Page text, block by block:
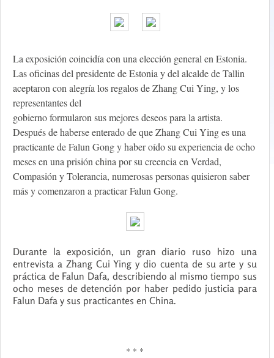
La exposición coincidía con una elección general en Estonia.
Las oficinas del presidente de Estonia y del alcalde de Tallin
aceptaron con alegría los regalos de Zhang Cui Ying, y los
representantes del
gobierno formularon sus mejores deseos para la artista.
Después de haberse enterado de que Zhang Cui Ying es una
practicante de Falun Gong y haber oído su experiencia de ocho
meses en una prisión china por su creencia en Verdad,
Compasión y Tolerancia, numerosas personas quisieron saber
más y comenzaron a practicar Falun Gong.
Durante la exposición, un gran diario ruso hizo una
entrevista a Zhang Cui Ying y dio cuenta de su arte y su
práctica de Falun Dafa, describiendo al mismo tiempo sus
ocho meses de detención por haber pedido justicia para
Falun Dafa y sus practicantes en China.
* * *